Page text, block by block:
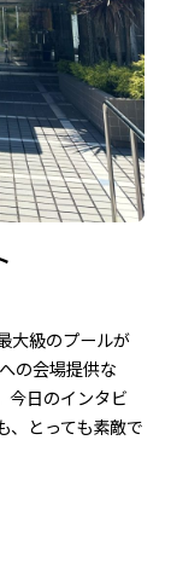
大級のプールが
の会場提供な
今日のインタビ
、とっても素敵で